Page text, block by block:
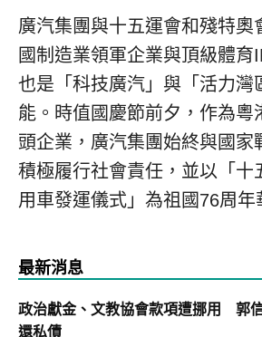
廣汽集團與十五運會和殘特奧
國制造業領軍企業與頂級體育
也是「科技廣汽」與「活力灣
能。時值國慶節前夕，作為粵
頭企業，廣汽集團始終與國家
積極履行社會責任，並以「十
用車發運儀式」為祖國76周年
最新消息
政治獻金、文教協會款項遭挪用 郭
還私債